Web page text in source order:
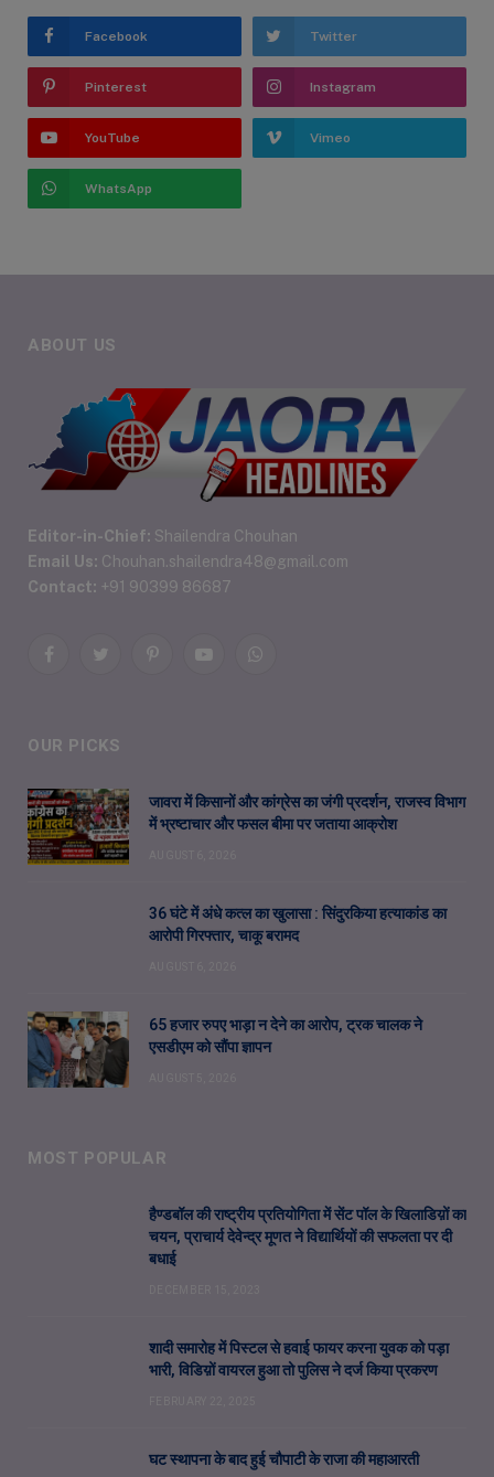
Facebook Twitter
Pinterest Instagram
YouTube Vimeo
WhatsApp
ABOUT US
Editor-in-Chief: Shailendra Chouhan
Email Us: Chouhan.shailendra48@gmail.com
Contact: +91 90399 86687
FacebookTwitterPinterestYouTubeWhatsApp
OUR PICKS
जावरा में किसानों और कांग्रेस का जंगी प्रदर्शन, राजस्व विभाग
में भ्रष्टाचार और फसल बीमा पर जताया आक्रोश
36 घंटे में अंधे कत्ल का खुलासा : सिंदुरकिया हत्याकांड का
आरोपी गिरफ्तार, चाकू बरामद
65 हजार रुपए भाड़ा न देने का आरोप, ट्रक चालक ने
एसडीएम को सौंपा ज्ञापन
MOST POPULAR
हैण्डबॉल की राष्ट्रीय प्रतियोगिता में सेंट पॉल के खिलाडिय़ों का
चयन, प्राचार्य देवेन्द्र मूणत ने विद्यार्थियों की सफलता पर दी
बधाई
शादी समारोह में पिस्टल से हवाई फायर करना युवक को पड़ा
भारी, विडिय़ों वायरल हुआ तो पुलिस ने दर्ज किया प्रकरण
घट स्थापना के बाद हुई चौपाटी के राजा की महाआरती